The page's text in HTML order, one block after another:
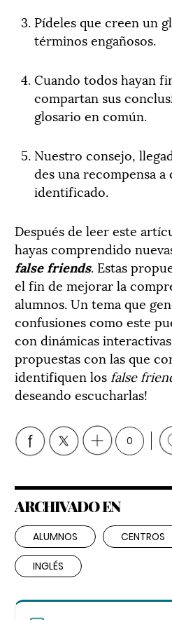
Pídeles que creen un
términos engañosos.
Cuando todos hayan
compartan sus
glosario en común.
Nuestro consejo,
des una recompensa a
identificado.
Después de leer este
hayas comprendido
false friends. Estas
el fin de mejorar la
alumnos. Un tema que
confusiones como este
con dinámicas
propuestas con las que
identifiquen los false
deseando escucharlas!
0
ARCHIVADO EN
ALUMNOS CENTROS
INGLÉS